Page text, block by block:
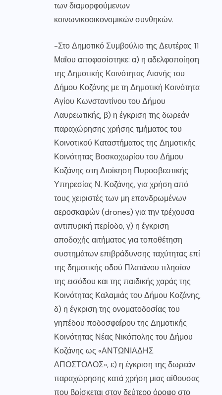
των διαμορφούμενων
κοινωνικοοικονομικών συνθηκών.
-Στο Δημοτικό Συμβούλιο της Δευτέρας 11
Μαΐου αποφασίστηκε: α) η αδελφοποίηση
της Δημοτικής Κοινότητας Αιανής του
Δήμου Κοζάνης με τη Δημοτική Κοινότητα
Αγίου Κωνσταντίνου του Δήμου
Λαυρεωτικής, β) η έγκριση της δωρεάν
παραχώρησης χρήσης τμήματος του
Κοινοτικού Καταστήματος της Δημοτικής
Κοινότητας Βοσκοχωρίου του Δήμου
Κοζάνης στη Διοίκηση Πυροσβεστικής
Υπηρεσίας Ν. Κοζάνης, για χρήση από
τους χειριστές των μη επανδρωμένων
αεροσκαφών (drones) για την τρέχουσα
αντιπυρική περίοδο, γ) η έγκριση
αποδοχής αιτήματος για τοποθέτηση
συστημάτων επιβράδυνσης ταχύτητας επί
της δημοτικής οδού Πλατάνου πλησίον
της εισόδου και της παιδικής χαράς της
Κοινότητας Καλαμιάς του Δήμου Κοζάνης,
δ) η έγκριση της ονοματοδοσίας του
γηπέδου ποδοσφαίρου της Δημοτικής
Κοινότητας Νέας Νικόπολης του Δήμου
Κοζάνης ως «ΑΝΤΩΝΙΑΔΗΣ
ΑΠΟΣΤΟΛΟΣ», ε) η έγκριση της δωρεάν
παραχώρησης κατά χρήση μιας αίθουσας
που βρίσκεται στον δεύτερο όροφο στο